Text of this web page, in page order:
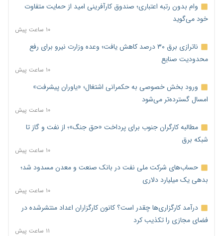
وام بدون رتبه اعتباری؛ صندوق کارآفرینی امید از حمایت متفاوت
خود می‌گوید
۱۰ ساعت پیش
ناترازی برق ۳۰ درصد کاهش یافت؛ وعده وزارت نیرو برای رفع
محدودیت صنایع
۱۰ ساعت پیش
ورود بخش خصوصی به حکمرانی اشتغال؛ «یاوران پیشرفت»
امسال گسترده‌تر می‌شود
۱۰ ساعت پیش
مطالبه کارگران جنوب برای پرداخت «حق جنگ»؛ از نفت و گاز تا
شبکه برق
۱۰ ساعت پیش
حساب‌های شرکت ملی نفت در بانک صنعت و معدن مسدود شد؛
بدهی یک میلیارد دلاری
۱۰ ساعت پیش
درآمد کارگزاری‌ها چقدر است؟ کانون کارگزاران اعداد منتشرشده در
فضای مجازی را تکذیب کرد
۱۱ ساعت پیش